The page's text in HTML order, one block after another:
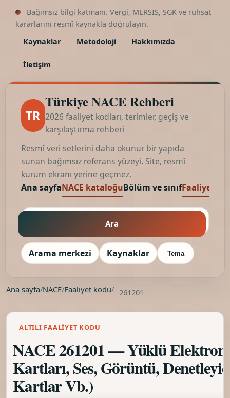
Bağımsız bilgi katmanı. Vergi, MERSİS, SGK ve ruhsat
kararlarını resmî kaynakla doğrulayın.
Kaynaklar
Metodoloji Hakkımızda
İletişim
TR
Türkiye NACE Rehberi
2026 faaliyet kodları, terimler, geçiş ve
karşılaştırma rehberi
Resmî veri setlerini daha okunur bir yapıda
sunan bağımsız referans yüzeyi. Site, resmî
kurum ekranı yerine geçmez.
Ana sayfaNACE kataloğuBölüm ve sınıfFaaliyet
Ara
Arama merkezi Kaynaklar Tema
Ana sayfa/NACE/Faaliyet kodu/ 261201
ALTILI FAALIYET KODU
NACE 261201 — Yüklü
Kartları, Ses, Görüntü,
Kartlar Vb.)